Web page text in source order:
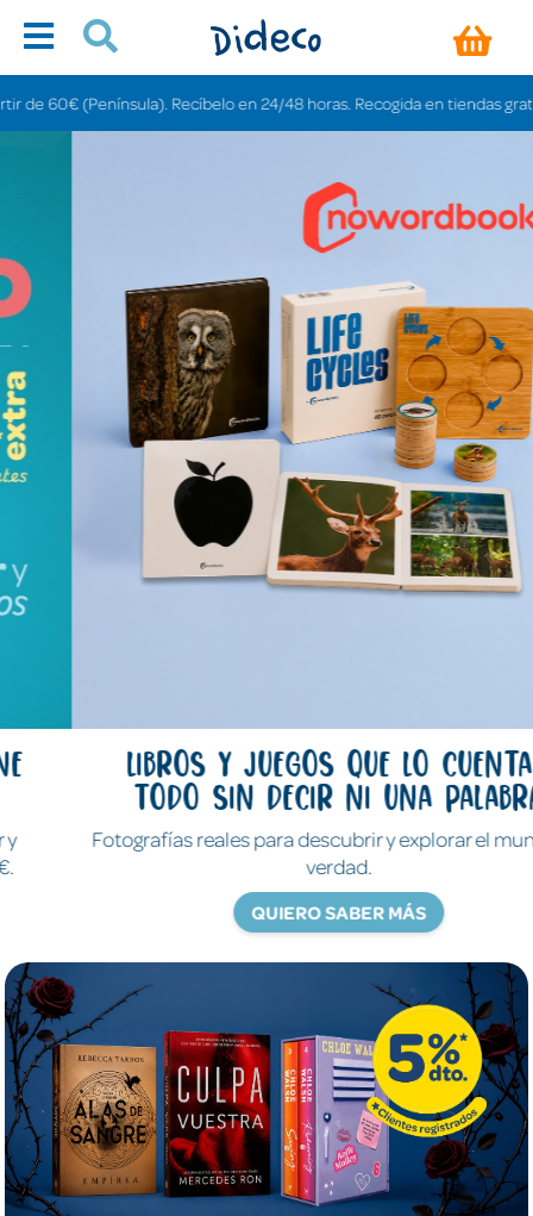
Recíbelo en 24/48 horas. Recogida en tiendas gratis en 3-6 días.
Libros y juegos que lo cuentan
todo sin decir ni una palabra
Fotografías reales para descubrir y explorar el mundo de
QUIERO SABER MÁS